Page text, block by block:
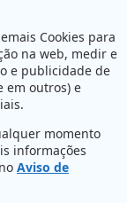
Cookies para
na web, medir e
e publicidade de
em outros) e
momento
informações
Aviso de